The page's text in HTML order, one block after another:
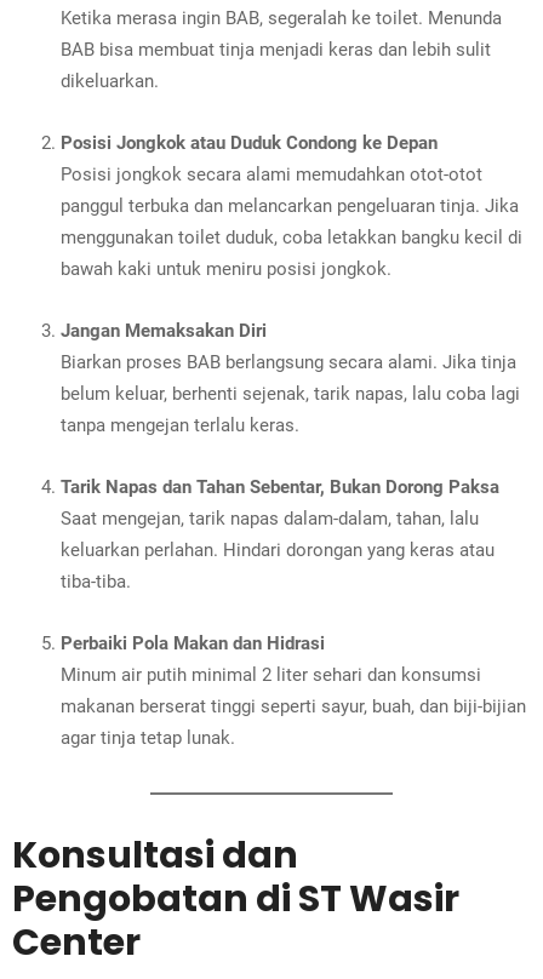
Ketika merasa ingin BAB, segeralah ke toilet. Menunda
BAB bisa membuat tinja menjadi keras dan lebih sulit
dikeluarkan.
Posisi Jongkok atau Duduk Condong ke Depan
Posisi jongkok secara alami memudahkan otot-otot
panggul terbuka dan melancarkan pengeluaran tinja. Jika
menggunakan toilet duduk, coba letakkan bangku kecil di
bawah kaki untuk meniru posisi jongkok.
Jangan Memaksakan Diri
Biarkan proses BAB berlangsung secara alami. Jika tinja
belum keluar, berhenti sejenak, tarik napas, lalu coba lagi
tanpa mengejan terlalu keras.
Tarik Napas dan Tahan Sebentar, Bukan Dorong Paksa
Saat mengejan, tarik napas dalam-dalam, tahan, lalu
keluarkan perlahan. Hindari dorongan yang keras atau
tiba-tiba.
Perbaiki Pola Makan dan Hidrasi
Minum air putih minimal 2 liter sehari dan konsumsi
makanan berserat tinggi seperti sayur, buah, dan biji-bijian
agar tinja tetap lunak.
Konsultasi dan
Pengobatan di ST Wasir
Center